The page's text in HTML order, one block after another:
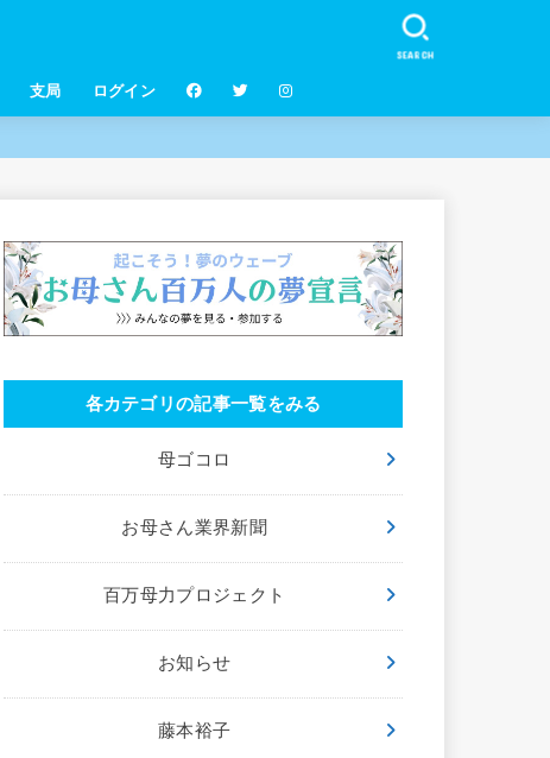
支局 ログイン
SEARCH
各カテゴリの記事一覧をみる
母ゴコロ
お母さん業界新聞
百万母力プロジェクト
お知らせ
藤本裕子